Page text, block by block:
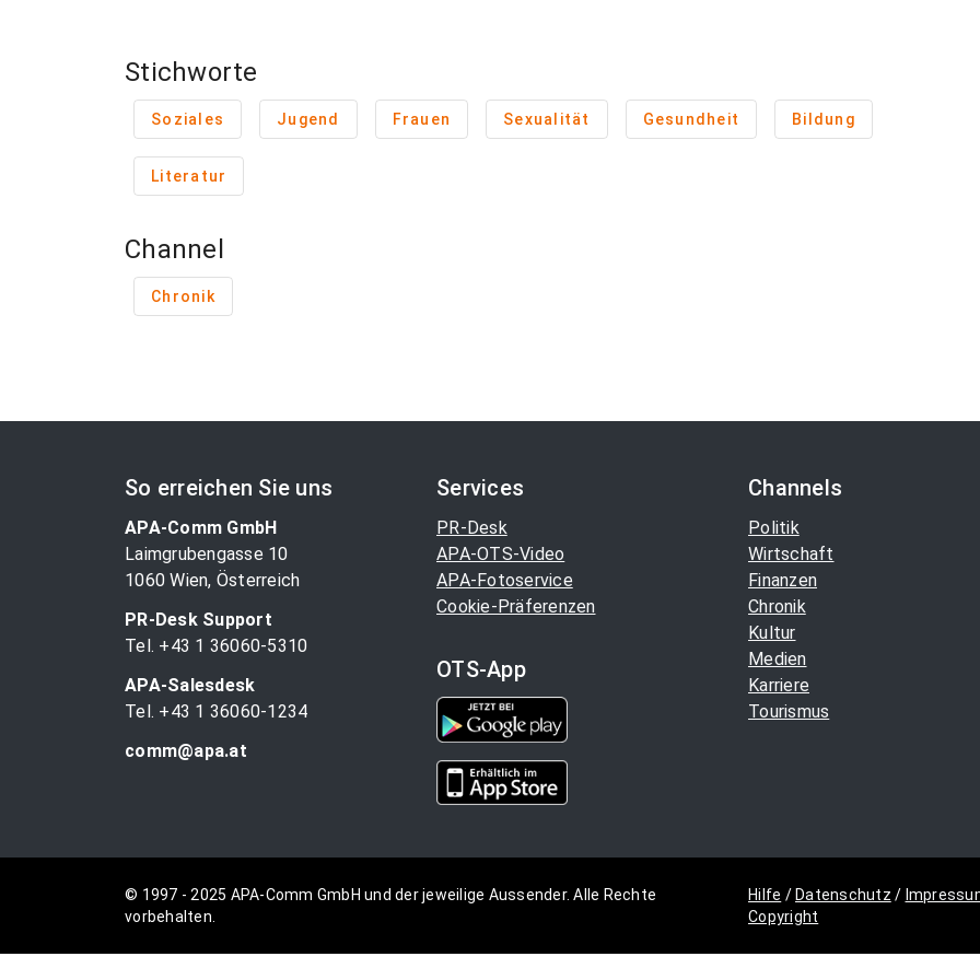
Stichworte
Soziales Jugend Frauen Sexualität Gesundheit Bildung
Literatur
Channel
Chronik
So erreichen Sie uns
APA-Comm GmbH
Laimgrubengasse 10
1060 Wien, Österreich
PR-Desk Support
Tel. +43 1 36060-5310
APA-Salesdesk
Tel. +43 1 36060-1234
comm@apa.at
Services
PR-Desk
APA-OTS-Video
APA-Fotoservice
Cookie-Präferenzen
OTS-App
Channels
Politik
Wirtschaft
Finanzen
Chronik
Kultur
Medien
Karriere
Tourismus
© 1997 - 2025 APA-Comm GmbH und der jeweilige Aussender. Alle Rechte
vorbehalten.
Hilfe / Datenschutz /
Copyright